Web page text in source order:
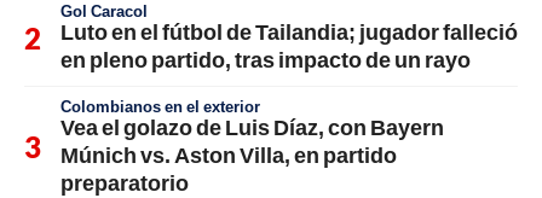
Gol Caracol
Luto en el fútbol de Tailandia; jugador falleció
en pleno partido, tras impacto de un rayo
Colombianos en el exterior
Vea el golazo de Luis Díaz, con Bayern
Múnich vs. Aston Villa, en partido
preparatorio